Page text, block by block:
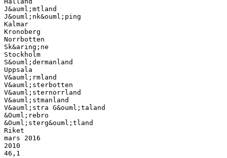
J&auml;mtland
J&ouml;nk&ouml;ping
Kalmar
Kronoberg
Norrbotten
Sk&aring;ne
Stockholm
S&ouml;dermanland
Uppsala
V&auml;rmland
V&auml;sterbotten
V&auml;sternorrland
V&auml;stmanland
V&auml;stra G&ouml;taland
&Ouml;rebro
&Ouml;sterg&ouml;tland
Riket
mars 2016
2010
46,1